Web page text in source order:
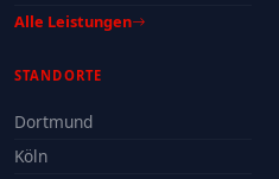
Alle Leistungen
STANDORTE
Dortmund
Köln